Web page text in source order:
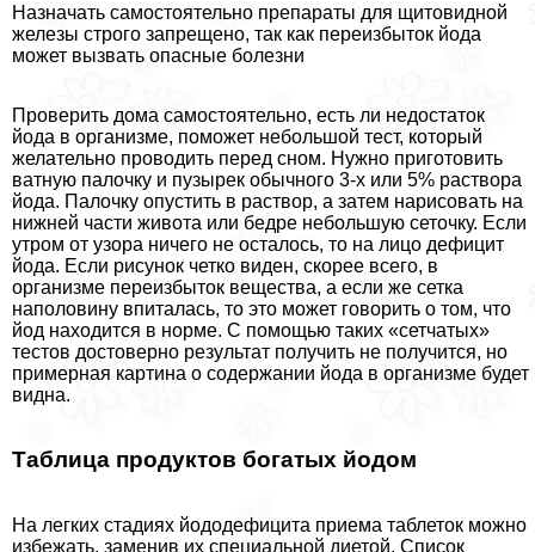
Назначать самостоятельно препараты для щитовидной
железы строго запрещено, так как переизбыток йода
может вызвать опасные болезни
Проверить дома самостоятельно, есть ли недостаток
йода в организме, поможет небольшой тест, который
желательно проводить перед сном. Нужно приготовить
ватную палочку и пузырек обычного 3-х или 5% раствора
йода. Палочку опустить в раствор, а затем нарисовать на
нижней части живота или бедре небольшую сеточку. Если
утром от узора ничего не осталось, то на лицо дефицит
йода. Если рисунок четко виден, скорее всего, в
организме переизбыток вещества, а если же сетка
наполовину впиталась, то это может говорить о том, что
йод находится в норме. С помощью таких «сетчатых»
тестов достоверно результат получить не получится, но
примерная картина о содержании йода в организме будет
видна.
Таблица продуктов богатых йодом
На легких стадиях йододефицита приема таблеток можно
избежать, заменив их специальной диетой. Список